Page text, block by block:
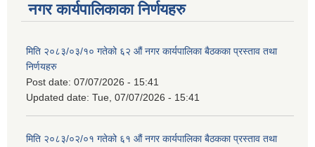
नगर कार्यपालिकाका निर्णयहरु
मिति २०८३/०३/१० गतेको ६२ औं नगर कार्यपालिका बैठकका प्रस्ताव तथा
निर्णयहरु
Post date: 07/07/2026 - 15:41
Updated date: Tue, 07/07/2026 - 15:41
मिति २०८३/०२/०१ गतेको ६१ औं नगर कार्यपालिका बैठकका प्रस्ताव तथा